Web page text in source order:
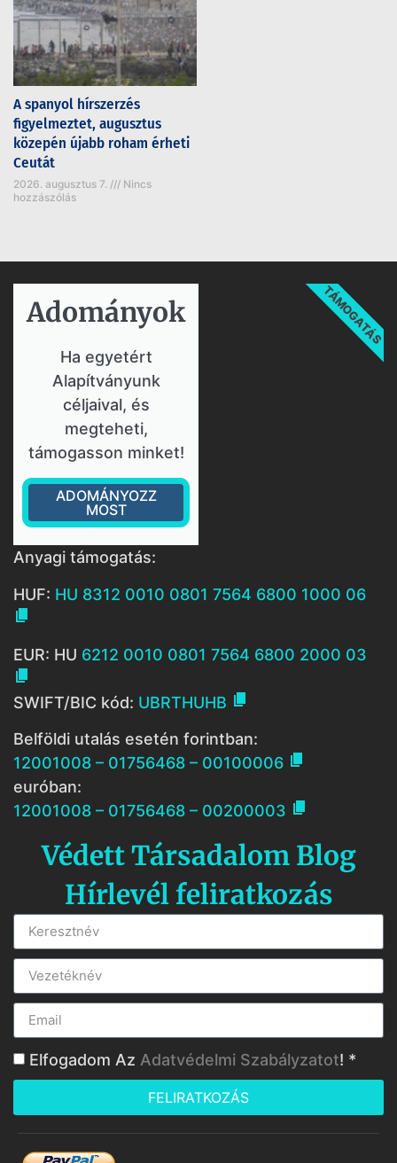
A spanyol hírszerzés
figyelmeztet, augusztus
közepén újabb roham érheti
Ceutát
2026. augusztus 7.
Nincs
hozzászólás
Adományok​
Ha egyetért
Alapítványunk
céljaival, és
megteheti,
támogasson minket!
ADOMÁNYOZZ
MOST
TÁMOGATÁS
Anyagi támogatás:
HUF: HU 8312 0010 0801 7564 6800 1000 06

EUR: HU 6212 0010 0801 7564 6800 2000 03

SWIFT/BIC kód: UBRTHUHB 
Belföldi utalás esetén forintban:
12001008 – 01756468 – 00100006 
euróban:
12001008 – 01756468 – 00200003 
Védett Társadalom Blog
Hírlevél feliratkozás
Elfogadom Az Adatvédelmi Szabályzatot! *
FELIRATKOZÁS